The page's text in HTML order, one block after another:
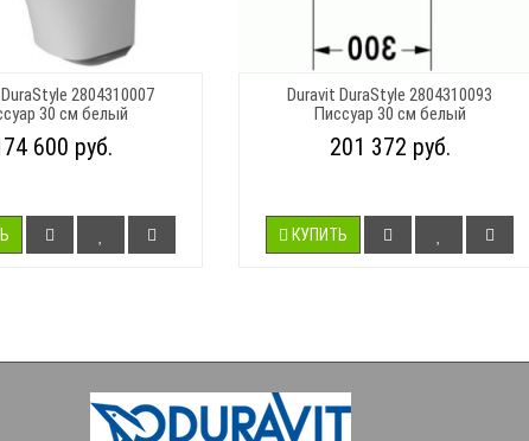
2804310007
30 см белый
600 руб.
Duravit DuraStyle 2804310093
Писсуар 30 см белый
201 372 руб.
КУПИТЬ